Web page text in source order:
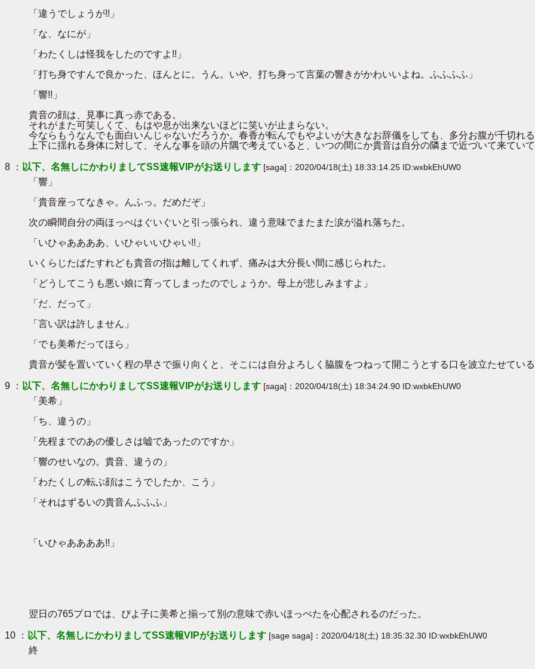
「違うでしょうが!!」
「な、なにが」
「わたくしは怪我をしたのですよ!!」
「打ち身ですんで良かった、ほんとに。うん。いや、打ち身って言葉の響きがかわいいよね。ふふふふ」
「響!!」
貴音の顔は、見事に真っ赤である。
それがまた可笑しくて、もはや息が出来ないほどに笑いが止まらない。
今ならもうなんでも面白いんじゃないだろうか。春香が転んでもやよいが大きなお辞儀をしても、多分お腹が千切れる
上下に揺れる身体に対して、そんな事を頭の片隅で考えていると、いつの間にか貴音は自分の隣まで近づいて来ていて
8 ： 以下、名無しにかわりましてSS速報VIPがお送りします [saga]：2020/04/18(土) 18:33:14.25 ID:wxbkEhUW0
「響」
「貴音座ってなきゃ。んふっ。だめだぞ」
次の瞬間自分の両ほっぺはぐいぐいと引っ張られ、違う意味でまたまた涙が溢れ落ちた。
「いひゃああああ、いひゃいいひゃい!!」
いくらじたばたすれども貴音の指は離してくれず、痛みは大分長い間に感じられた。
「どうしてこうも悪い娘に育ってしまったのでしょうか。母上が悲しみますよ」
「だ、だって」
「言い訳は許しません」
「でも美希だってほら」
貴音が髪を置いていく程の早さで振り向くと、そこには自分よろしく脇腹をつねって開こうとする口を波立たせている
9 ： 以下、名無しにかわりましてSS速報VIPがお送りします [saga]：2020/04/18(土) 18:34:24.90 ID:wxbkEhUW0
「美希」
「ち、違うの」
「先程までのあの優しさは嘘であったのですか」
「響のせいなの。貴音、違うの」
「わたくしの転ぶ顔はこうでしたか、こう」
「それはずるいの貴音んふふふ」
「いひゃああああ!!」
翌日の765プロでは、ぴよ子に美希と揃って別の意味で赤いほっぺたを心配されるのだった。
10 ： 以下、名無しにかわりましてSS速報VIPがお送りします [sage saga]：2020/04/18(土) 18:35:32.30 ID:wxbkEhUW0
終